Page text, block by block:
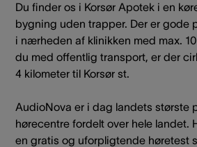
Du finder os i Korsør Apotek i en
bygning uden trapper. Der er gode
i nærheden af klinikken med max.
du med offentlig transport, er der
4 kilometer til Korsør st.
AudioNova er i dag landets største
hørecentre fordelt over hele landet.
en gratis og uforpligtende høretest